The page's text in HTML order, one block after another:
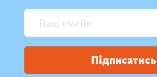
Підписатись